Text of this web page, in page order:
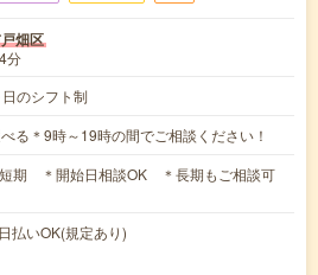
畑区
分
のシフト制
る＊9時～19時の間でご相談ください！
短期 ＊開始日相談OK ＊長期もご相談可
いOK(規定あり)